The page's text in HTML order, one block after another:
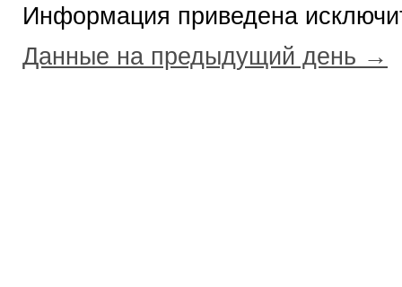
Информация приведена
Данные на предыдущий день →